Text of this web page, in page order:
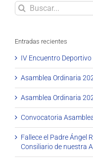
Buscar
Entradas recientes
IV Encuentro
Asamblea Ordinaria
Asamblea Ordinaria
Convocatoria
Fallece el Padre Ángel
Consiliario de nuestra